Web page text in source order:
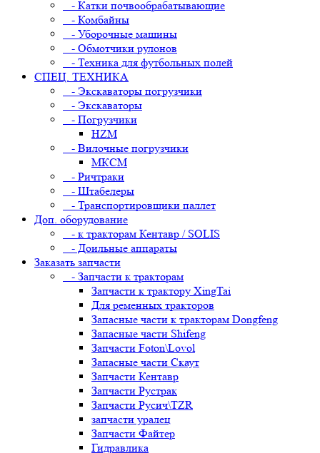
- Катки почвообрабатывающие
- Комбайны
- Уборочные машины
- Обмотчики рулонов
- Техника для футбольных полей
СПЕЦ. ТЕХНИКА
- Экскаваторы погрузчики
- Экскаваторы
- Погрузчики
HZM
- Вилочные погрузчики
МКСМ
- Ричтраки
- Штабелеры
- Транспортировщики паллет
Доп. оборудование
- к тракторам Кентавр / SOLIS
- Доильные аппараты
Заказать запчасти
- Запчасти к тракторам
Запчасти к трактору XingTai
Для ременных тракторов
Запасные части к тракторам Dongfeng
Запасные части Shifeng
Запчасти Foton\Lovol
Запасные части Скаут
Запчасти Кентавр
Запчасти Рустрак
Запчасти Русич\TZR
запчасти уралец
Запчасти Файтер
Гидравлика